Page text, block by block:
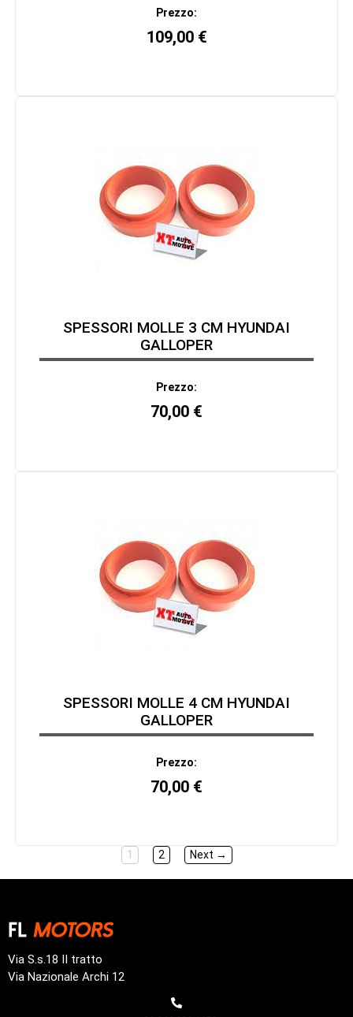
Prezzo:
109,00 €
SPESSORI MOLLE 3 CM HYUNDAI
GALLOPER
Prezzo:
70,00 €
SPESSORI MOLLE 4 CM HYUNDAI
GALLOPER
Prezzo:
70,00 €
1 2 Next →
Via S.s.18 II tratto
Via Nazionale Archi 12